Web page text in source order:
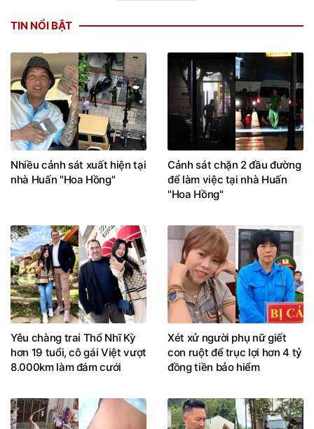
TIN NỔI BẬT
Nhiều cảnh sát xuất hiện tại
nhà Huấn "Hoa Hồng"
Cảnh sát chặn 2 đầu đường
để làm việc tại nhà Huấn
"Hoa Hồng"
Yêu chàng trai Thổ Nhĩ Kỳ
hơn 19 tuổi, cô gái Việt vượt
8.000km làm đám cưới
Xét xử người phụ nữ giết
con ruột để trục lợi hơn 4 tỷ
đồng tiền bảo hiểm